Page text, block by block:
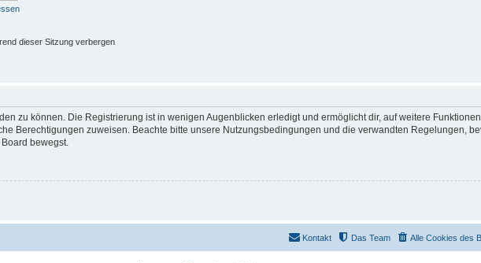
dieser Sitzung verbergen
zu können. Die Registrierung ist in wenigen Augenblicken erledigt und ermöglicht dir, auf weitere
Berechtigungen zuweisen. Beachte bitte unsere Nutzungsbedingungen und die verwandten Regelungen,
bewegst.
Alle Cookies des
Das Team
Kontakt